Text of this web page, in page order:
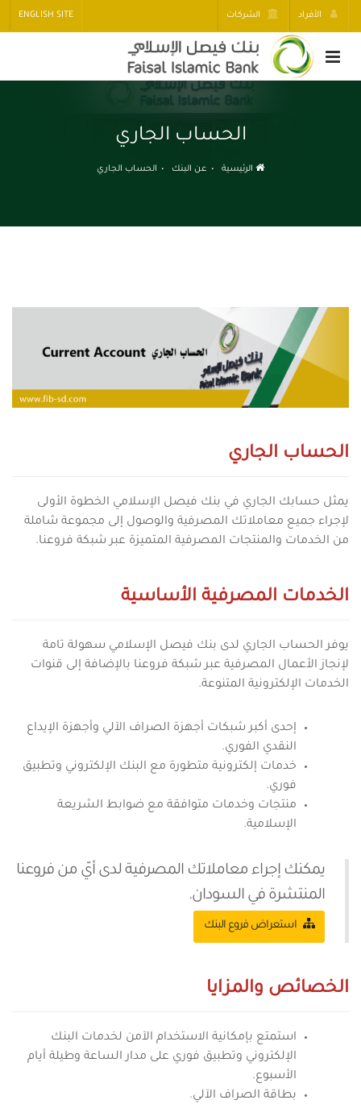
ENGLISH SITE الأفراد الشركات
الحساب الجاري
الرئيسية عن البنك الحساب الجاري
الحساب الجاري
يمثل حسابك الجاري في بنك فيصل الإسلامي الخطوة الأولى
لإجراء جميع معاملاتك المصرفية والوصول إلى مجموعة شاملة
من الخدمات والمنتجات المصرفية المتميزة عبر شبكة فروعنا.
الخدمات المصرفية الأساسية
يوفر الحساب الجاري لدى بنك فيصل الإسلامي سهولة تامة
لإنجاز الأعمال المصرفية عبر شبكة فروعنا بالإضافة إلى قنوات
الخدمات الإلكترونية المتنوعة.
إحدى أكبر ​​​شبكات أجهزة الصراف الآلي وأجهزة الإيداع
النقدي الفوري.
خدمات إلكترونية متطورة مع البنك الإلكتروني وتطبيق
فوري.
منتجات وخدمات متوافقة مع ضوابط الشريعة
الإسلامية.
يمكنك إجراء معاملاتك المصرفية لدى أيّ من فروعنا
المنتشرة في السودان.
استعراض فروع البنك
الخصائص والمزايا
استمتع بإمكانية الاستخدام الآمن لخدمات البنك
الإلكتروني وتطبيق فوري على مدار الساعة وطيلة أيام
الأسبوع.
بطاقة الصراف الآلي.